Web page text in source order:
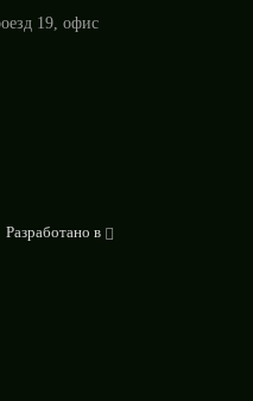
19, офис
Разработано в